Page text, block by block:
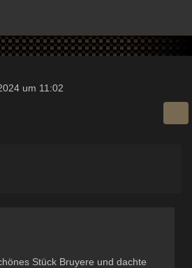
um 11:02
Stück Bruyere und dachte